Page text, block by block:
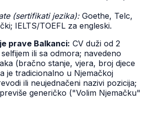
(sertifikati jezika):Goethe, Telc,
IELTS/TOEFL za engleski.
prave Balkanci: CV duži od 2
ili sa odmora; navedeno
(bračno stanje, vjera, broj djece
je tradicionalno u Njemačkoj
ili neujednačeni nazivi pozicija;
generičko ("Volim Njemačku"